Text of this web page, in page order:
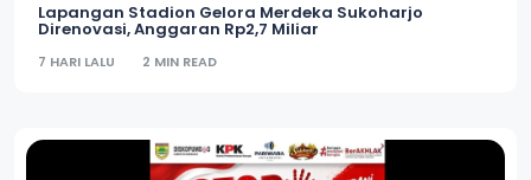
Lapangan Stadion Gelora Merdeka Sukoharjo
Direnovasi, Anggaran Rp2,7 Miliar
7 HARI LALU 2 MIN READ